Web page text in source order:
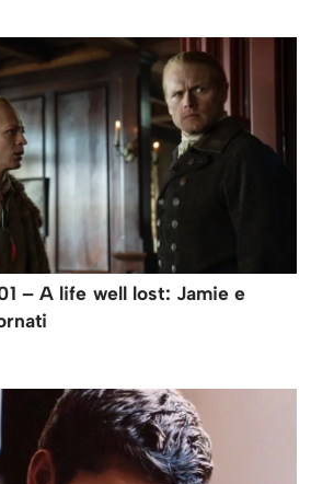
– A life well lost: Jamie e